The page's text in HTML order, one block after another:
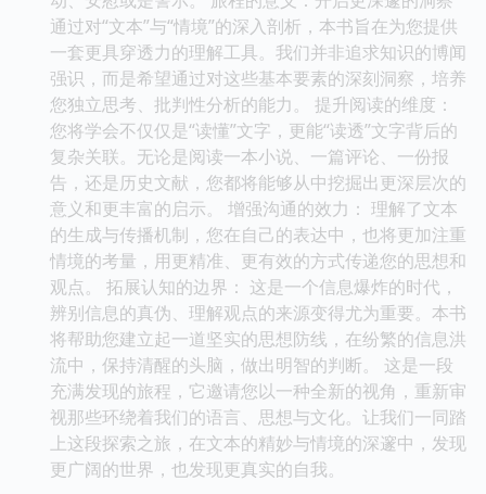
通过对“文本”与“情境”的深入剖析，本书旨在为您提供
一套更具穿透力的理解工具。我们并非追求知识的博闻
强识，而是希望通过对这些基本要素的深刻洞察，培养
您独立思考、批判性分析的能力。 提升阅读的维度：
您将学会不仅仅是“读懂”文字，更能“读透”文字背后的
复杂关联。无论是阅读一本小说、一篇评论、一份报
告，还是历史文献，您都将能够从中挖掘出更深层次的
意义和更丰富的启示。 增强沟通的效力： 理解了文本
的生成与传播机制，您在自己的表达中，也将更加注重
情境的考量，用更精准、更有效的方式传递您的思想和
观点。 拓展认知的边界： 这是一个信息爆炸的时代，
辨别信息的真伪、理解观点的来源变得尤为重要。本书
将帮助您建立起一道坚实的思想防线，在纷繁的信息洪
流中，保持清醒的头脑，做出明智的判断。 这是一段
充满发现的旅程，它邀请您以一种全新的视角，重新审
视那些环绕着我们的语言、思想与文化。让我们一同踏
上这段探索之旅，在文本的精妙与情境的深邃中，发现
更广阔的世界，也发现更真实的自我。